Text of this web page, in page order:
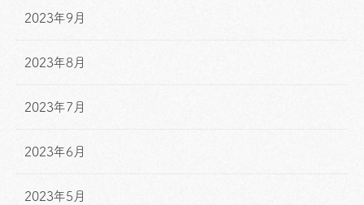
2023年9月
2023年8月
2023年7月
2023年6月
2023年5月